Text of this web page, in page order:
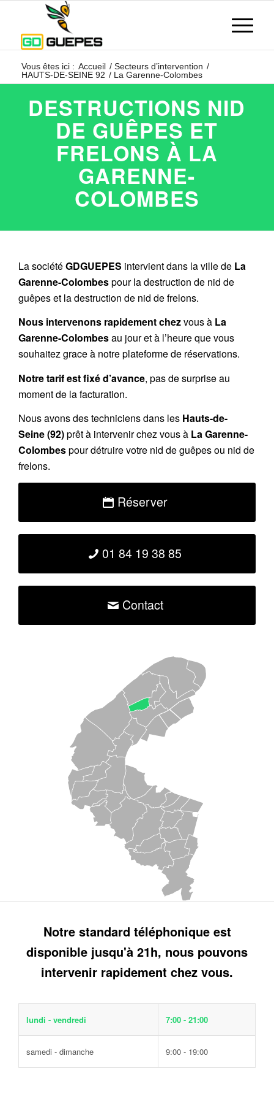
Vous êtes ici : Accueil / Secteurs d’intervention /
HAUTS-DE-SEINE 92 / La Garenne-Colombes
DESTRUCTIONS NID
DE GUÊPES ET
FRELONS À LA
GARENNE-
COLOMBES
La sociétéGDGUEPES intervient dans la ville de La
Garenne-Colombespour la destruction de nid de
guêpes et la destruction de nid de frelons.
Nous intervenons rapidement chezvous à La
Garenne-Colombesau jour et à l’heure que vous
souhaitez grace à notre plateforme de réservations.
Notre tarif est fixé d’avance, pas de surprise au
moment de la facturation.
Nous avons des techniciens dans les Hauts-de-
Seine(92)prêt à intervenir chez vous à La Garenne-
Colombespour détruire votre nid de guêpes ou nid de
frelons.
Réserver
01 84 19 38 85
Contact
Notre standard téléphonique est
disponible jusqu'à 21h, nous pouvons
intervenir rapidement chez vous.
lundi - vendredi 7:00 - 21:00
samedi - dimanche 9:00 - 19:00